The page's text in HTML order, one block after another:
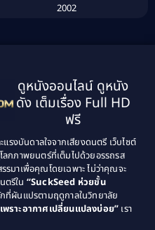
(134)
สสิก(21)
สสิก(25)
ก(46)
ก(515)
2002
1994
1992
1988
1986
1984
1982
ดูหนังออนไลน์ ดูหนัง
ดัง เต็มเรื่อง Full HD
ฟรี
งบันดาลใจจากเสียงดนตรี เว็บไซต์
ลกภาพยนตร์ที่เต็มไปด้วยอรรถรส
มาเพื่อคุณโดยเฉพาะ ไม่ว่าคุณจะ
ตรีใน “SuckSeed ห่วยขั้น
ที่ผันแปรตามฤดูกาลในวิทยาลัย
ราะอากาศเปลี่ยนแปลงบ่อย” เรา